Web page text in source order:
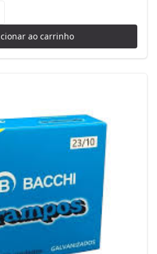
ao carrinho